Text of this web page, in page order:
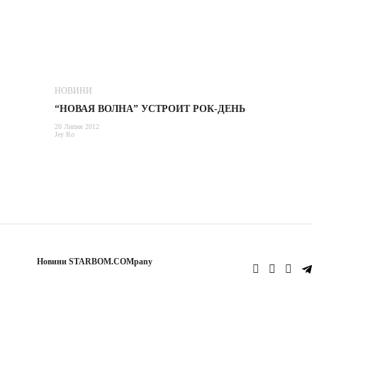
НОВИНИ
“НОВАЯ ВОЛНА” УСТРОИТ РОК-ДЕНЬ
20 Липня 2012
Jey Ro
Новини STARBOM.COMpany